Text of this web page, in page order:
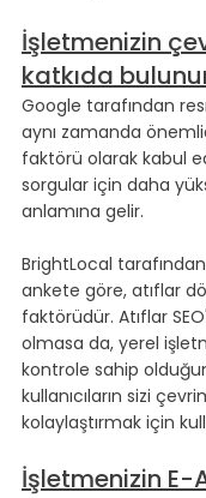
İşletmenizin
katkıda
Google tarafından
aynı zamanda
faktörü olarak kabul
sorgular için daha
anlamına gelir.
BrightLocal
ankete göre, atıflar
faktörüdür. Atıflar
olmasa da, yerel
kontrole sahip
kullanıcıların sizi
kolaylaştırmak için
İşletmenizin